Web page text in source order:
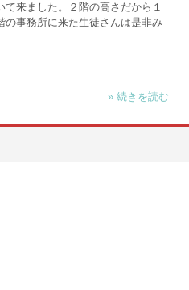
来ました。２階の高さだから１
の事務所に来た生徒さんは是非み
» 続きを読む